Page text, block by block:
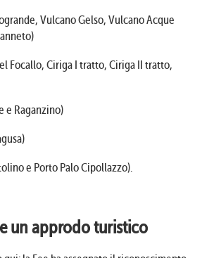
Vulcano Gelso, Vulcano Acque
Focallo, Ciriga I tratto, Ciriga II tratto,
e Raganzino)
e Porto Palo Cipollazzo).
un approdo turistico